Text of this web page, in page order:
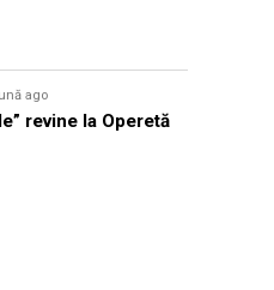
ago
revine la Operetă